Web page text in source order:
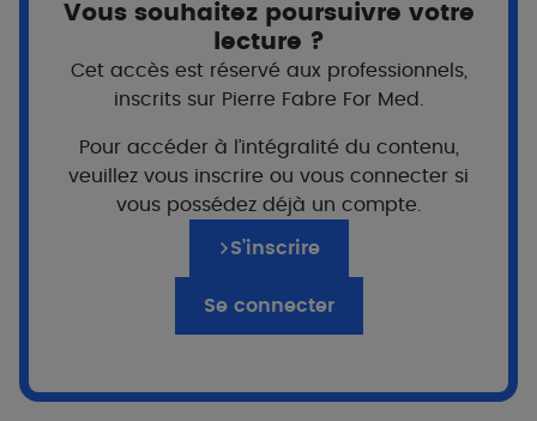
affecter considérablement la qualité de vie des
patients qui en souffrent, et particulièrement le
sommeil. La sécheresse de la peau est l’une des
causes les plus importantes de démangeaisons.
Des solutions simples à mettre en place existent
pour ne plus être gêné par les démangeaisons au
5 gestes simples au quotidien
le grattage au maximum
Vous souhaitez poursuivre votre
lecture ?
Cet accès est réservé aux professionnels,
inscrits sur Pierre Fabre For Med.
Pour accéder à l’intégralité du contenu,
veuillez vous inscrire ou vous connecter si
vous possédez déjà un compte.
S’inscrire
Se connecter